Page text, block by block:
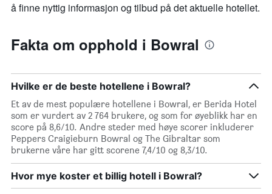
å finne nyttig informasjon og tilbud på det aktuelle hotellet.
Fakta om opphold i Bowral
Hvilke er de beste hotellene i Bowral?
Et av de mest populære hotellene i Bowral, er Berida Hotel
som er vurdert av 2 764 brukere, og som for øyeblikk har en
score på 8,6/10. Andre steder med høye scorer inkluderer
Peppers Craigieburn Bowral og The Gibraltar som
brukerne våre har gitt scorene 7,4/10 og 8,3/10.
Hvor mye koster et billig hotell i Bowral?